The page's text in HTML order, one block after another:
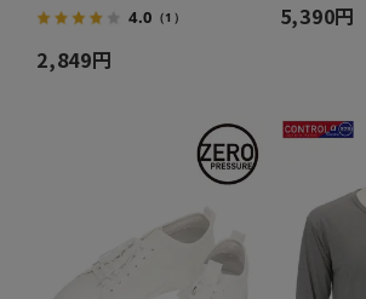
4.0 （1）
2,849円
5,390円